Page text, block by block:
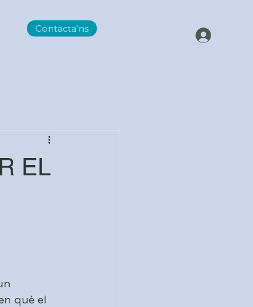
Contacta'ns
EL
què el